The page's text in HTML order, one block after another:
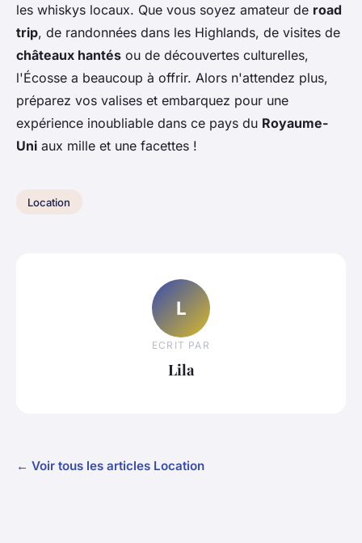
les whiskys locaux. Que vous soyez amateur de road
trip, de randonnées dans les Highlands, de visites de
châteaux hantés ou de découvertes culturelles,
l'Écosse a beaucoup à offrir. Alors n'attendez plus,
préparez vos valises et embarquez pour une
expérience inoubliable dans ce pays du Royaume-
Uni aux mille et une facettes !
Location
L
ECRIT PAR
Lila
← Voir tous les articles Location